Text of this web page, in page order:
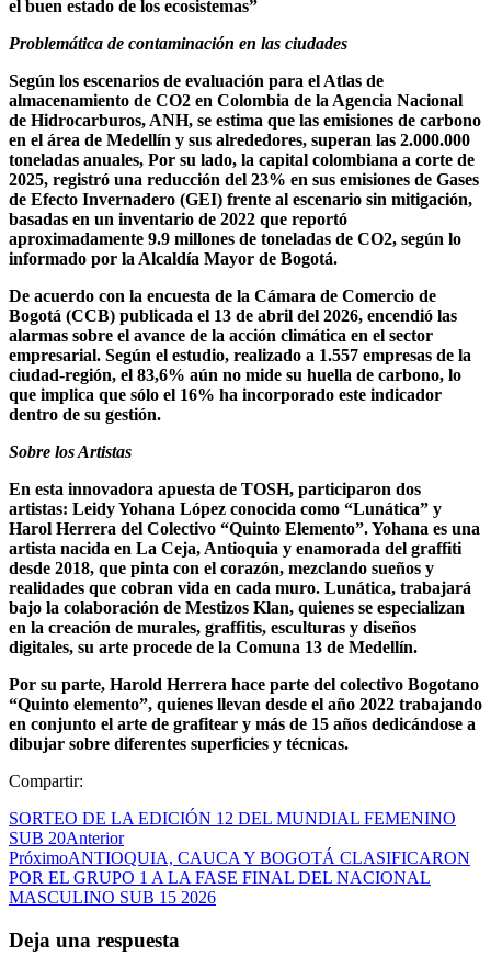
el buen estado de los ecosistemas”
Problemática de contaminación en las ciudades
Según los escenarios de evaluación para el Atlas de
almacenamiento de CO2 en Colombia de la Agencia Nacional
de Hidrocarburos, ANH, se estima que las emisiones de carbono
en el área de Medellín y sus alrededores, superan las 2.000.000
toneladas anuales, Por su lado, la capital colombiana a corte de
2025, registró una reducción del 23% en sus emisiones de Gases
de Efecto Invernadero (GEI) frente al escenario sin mitigación,
basadas en un inventario de 2022 que reportó
aproximadamente 9.9 millones de toneladas de CO2, según lo
informado por la Alcaldía Mayor de Bogotá.
De acuerdo con la encuesta de la Cámara de Comercio de
Bogotá (CCB) publicada el 13 de abril del 2026, encendió las
alarmas sobre el avance de la acción climática en el sector
empresarial. Según el estudio, realizado a 1.557 empresas de la
ciudad-región, el 83,6% aún no mide su huella de carbono, lo
que implica que sólo el 16% ha incorporado este indicador
dentro de su gestión.
Sobre los Artistas
En esta innovadora apuesta de TOSH, participaron dos
artistas: Leidy Yohana López conocida como “Lunática” y
Harol Herrera del Colectivo “Quinto Elemento”. Yohana es una
artista nacida en La Ceja, Antioquia y enamorada del graffiti
desde 2018, que pinta con el corazón, mezclando sueños y
realidades que cobran vida en cada muro. Lunática, trabajará
bajo la colaboración de Mestizos Klan, quienes se especializan
en la creación de murales, graffitis, esculturas y diseños
digitales, su arte procede de la Comuna 13 de Medellín.
Por su parte, Harold Herrera hace parte del colectivo Bogotano
“Quinto elemento”, quienes llevan desde el año 2022 trabajando
en conjunto el arte de grafitear y más de 15 años dedicándose a
dibujar sobre diferentes superficies y técnicas.
Compartir:
SORTEO DE LA EDICIÓN 12 DEL MUNDIAL FEMENINO
SUB 20Anterior
PróximoANTIOQUIA, CAUCA Y BOGOTÁ CLASIFICARON
POR EL GRUPO 1 A LA FASE FINAL DEL NACIONAL
MASCULINO SUB 15 2026
Deja una respuesta